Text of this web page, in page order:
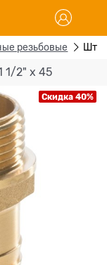
резьбовые
1/2" x 45
Скидка 40%